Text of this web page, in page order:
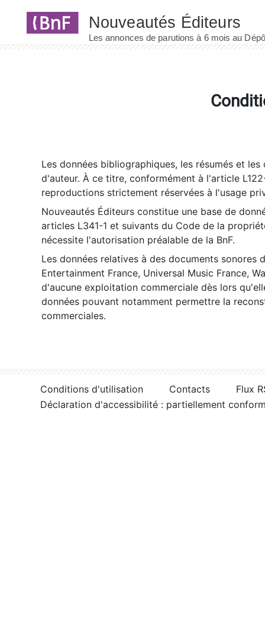
Les données bibliographiques, les résumés et
d'auteur. À ce titre, conformément à l'article
reproductions strictement réservées à l'usage
Nouveautés Éditeurs constitue une base de
articles L341-1 et suivants du Code de la
nécessite l'autorisation préalable de la BnF.
Les données relatives à des documents sonores
Entertainment France, Universal Music France,
d'aucune exploitation commerciale dès lors
données pouvant notamment permettre la
commerciales.
Conditions d'utilisation Contacts
Flux
Déclaration d'accessibilité : partiellement